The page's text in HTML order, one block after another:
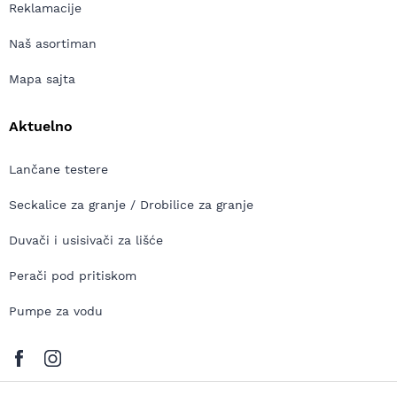
Reklamacije
Naš asortiman
Mapa sajta
Aktuelno
Lančane testere
Seckalice za granje / Drobilice za granje
Duvači i usisivači za lišće
Perači pod pritiskom
Pumpe za vodu